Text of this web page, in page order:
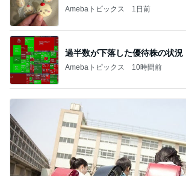
Amebaトピックス 1日前
過半数が下落した優待株の状況
Amebaトピックス 10時間前